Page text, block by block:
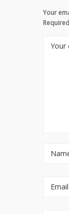
Your
Your
Email